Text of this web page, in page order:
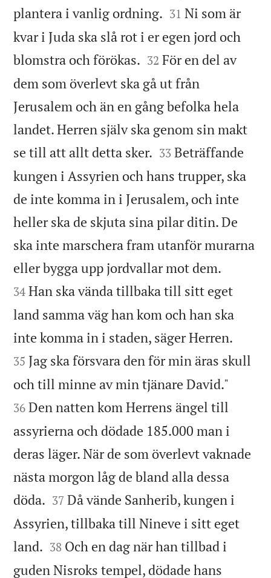
plantera i vanlig ordning. 

31 Ni som är
kvar i Juda ska slå rot i er egen jord och
blomstra och förökas. 

32 För en del av
dem som överlevt ska gå ut från
Jerusalem och än en gång befolka hela
landet. Herren själv ska genom sin makt
se till att allt detta sker. 

33 Beträffande
kungen i Assyrien och hans trupper, ska
de inte komma in i Jerusalem, och inte
heller ska de skjuta sina pilar ditin. De
ska inte marschera fram utanför murarna
eller bygga upp jordvallar mot dem.
34 Han ska vända tillbaka till sitt eget
land samma väg han kom och han ska
inte komma in i staden, säger Herren.
35 Jag ska försvara den för min äras skull
och till minne av min tjänare David."
36 Den natten kom Herrens ängel till
assyrierna och dödade 185.000 man i
deras läger. När de som överlevt vaknade
nästa morgon låg de bland alla dessa
döda. 

37 Då vände Sanherib, kungen i
Assyrien, tillbaka till Nineve i sitt eget
land. 

38 Och en dag när han tillbad i
guden Nisroks tempel, dödade hans